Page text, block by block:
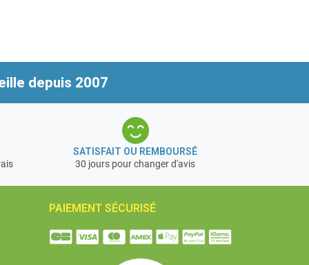
depuis 2007
SATISFAIT OU REMBOURSÉ
30 jours pour changer d'avis
PAIEMENT SÉCURISÉ